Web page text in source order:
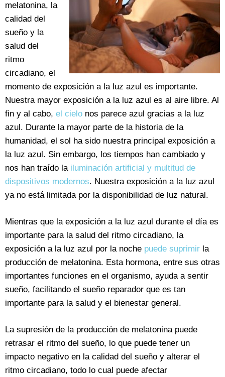
melatonina, la
calidad del
sueño y la
salud del
ritmo
circadiano, el
momento de exposición a la luz azul es importante.
Nuestra mayor exposición a la luz azul es al aire libre. Al
fin y al cabo, el cielo nos parece azul gracias a la luz
azul. Durante la mayor parte de la historia de la
humanidad, el sol ha sido nuestra principal exposición a
la luz azul. Sin embargo, los tiempos han cambiado y
nos han traído la iluminación artificial y multitud de
dispositivos modernos. Nuestra exposición a la luz azul
ya no está limitada por la disponibilidad de luz natural.
Mientras que la exposición a la luz azul durante el día es
importante para la salud del ritmo circadiano, la
exposición a la luz azul por la noche puede suprimir la
producción de melatonina. Esta hormona, entre sus otras
importantes funciones en el organismo, ayuda a sentir
sueño, facilitando el sueño reparador que es tan
importante para la salud y el bienestar general.
La supresión de la producción de melatonina puede
retrasar el ritmo del sueño, lo que puede tener un
impacto negativo en la calidad del sueño y alterar el
ritmo circadiano, todo lo cual puede afectar